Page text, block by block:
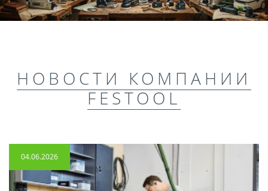
НОВОСТИ КОМПАНИИ
FESTOOL
04.06.2026